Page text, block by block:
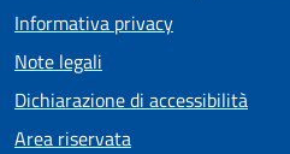
Informativa privacy
Note legali
Dichiarazione di accessibilità
Area riservata